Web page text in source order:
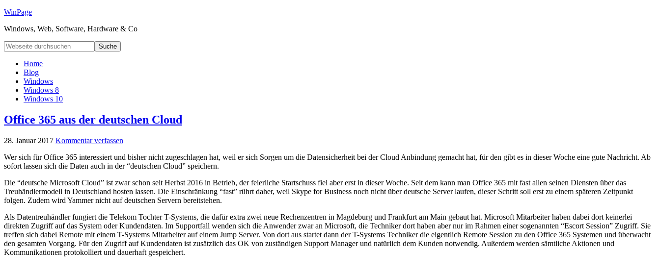
WinPage
Windows, Web, Software, Hardware & Co
Home
Blog
Windows
Windows 8
Windows 10
Office 365 aus der deutschen Cloud
28. Januar 2017 Kommentar verfassen
Wer sich für Office 365 interessiert und bisher nicht zugeschlagen hat, weil er sich Sorgen um die Datensicherheit bei der Cloud Anbindung gemacht hat, für den gibt es in dieser Woche eine gute Nachricht. Ab
sofort lassen sich die Daten auch in der “deutschen Cloud” speichern.
Die “deutsche Microsoft Cloud” ist zwar schon seit Herbst 2016 in Betrieb, der feierliche Startschuss fiel aber erst in dieser Woche. Seit dem kann man Office 365 mit fast allen seinen Diensten über das
Treuhändlermodell in Deutschland hosten lassen. Die Einschränkung “fast” rührt daher, weil Skype for Business noch nicht über deutsche Server laufen, dieser Schritt soll erst zu einem späteren Zeitpunkt
folgen. Zudem wird Yammer nicht auf deutschen Servern bereitstehen.
Als Datentreuhändler fungiert die Telekom Tochter T-Systems, die dafür extra zwei neue Rechenzentren in Magdeburg und Frankfurt am Main gebaut hat. Microsoft Mitarbeiter haben dabei dort keinerlei
direkten Zugriff auf das System oder Kundendaten. Im Supportfall wenden sich die Anwender zwar an Microsoft, die Techniker dort haben aber nur im Rahmen einer sogenannten “Escort Session” Zugriff. Sie
treffen sich dabei Remote mit einem T-Systems Mitarbeiter auf einem Jump Server. Von dort aus startet dann der T-Systems Techniker die eigentlich Remote Session zu den Office 365 Systemen und überwacht
den gesamten Vorgang. Für den Zugriff auf Kundendaten ist zusätzlich das OK von zuständigen Support Manager und natürlich dem Kunden notwendig. Außerdem werden sämtliche Aktionen und
Kommunikationen protokolliert und dauerhaft gespeichert.